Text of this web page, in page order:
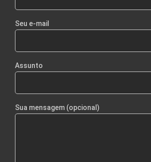
Seu e-mail
Assunto
Sua mensagem (opcional)